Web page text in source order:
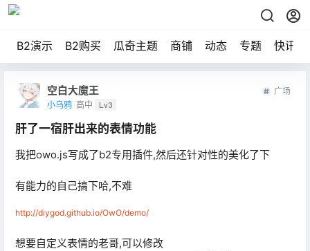
B2演示 B2购买 瓜奇主题 商铺 动态 专题 快讯
空白大魔王
小乌鸦 高中 Lv3
广场
肝了一宿肝出来的表情功能
我把owo.js写成了b2专用插件,然后还针对性的美化了下
有能力的自己搞下哈,不难
http://diygod.github.io/OwO/demo/
想要自定义表情的老哥,可以修改